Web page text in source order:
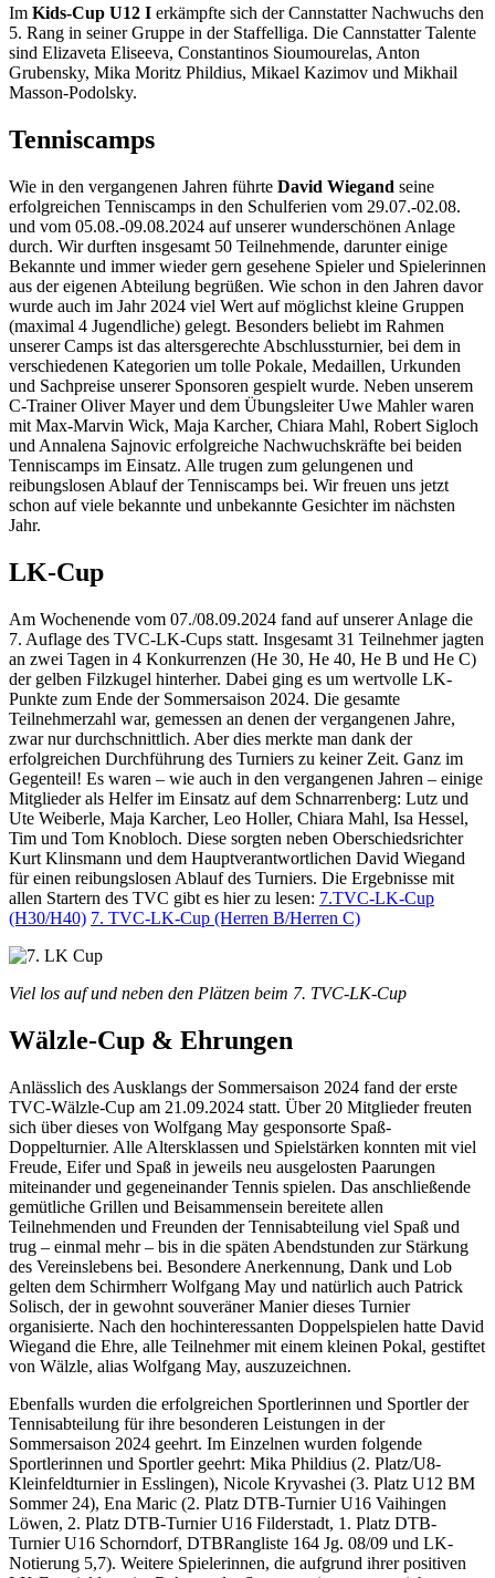
Im Kids-Cup U12 I erkämpfte sich der Cannstatter Nachwuchs den
5. Rang in seiner Gruppe in der Staffelliga. Die Cannstatter Talente
sind Elizaveta Eliseeva, Constantinos Sioumourelas, Anton
Grubensky, Mika Moritz Phildius, Mikael Kazimov und Mikhail
Masson-Podolsky.
Tenniscamps
Wie in den vergangenen Jahren führte David Wiegand seine
erfolgreichen Tenniscamps in den Schulferien vom 29.07.-02.08.
und vom 05.08.-09.08.2024 auf unserer wunderschönen Anlage
durch. Wir durften insgesamt 50 Teilnehmende, darunter einige
Bekannte und immer wieder gern gesehene Spieler und Spielerinnen
aus der eigenen Abteilung begrüßen. Wie schon in den Jahren davor
wurde auch im Jahr 2024 viel Wert auf möglichst kleine Gruppen
(maximal 4 Jugendliche) gelegt. Besonders beliebt im Rahmen
unserer Camps ist das altersgerechte Abschlussturnier, bei dem in
verschiedenen Kategorien um tolle Pokale, Medaillen, Urkunden
und Sachpreise unserer Sponsoren gespielt wurde. Neben unserem
C-Trainer Oliver Mayer und dem Übungsleiter Uwe Mahler waren
mit Max-Marvin Wick, Maja Karcher, Chiara Mahl, Robert Sigloch
und Annalena Sajnovic erfolgreiche Nachwuchskräfte bei beiden
Tenniscamps im Einsatz. Alle trugen zum gelungenen und
reibungslosen Ablauf der Tenniscamps bei. Wir freuen uns jetzt
schon auf viele bekannte und unbekannte Gesichter im nächsten
Jahr.
LK-Cup
Am Wochenende vom 07./08.09.2024 fand auf unserer Anlage die
7. Auflage des TVC-LK-Cups statt. Insgesamt 31 Teilnehmer jagten
an zwei Tagen in 4 Konkurrenzen (He 30, He 40, He B und He C)
der gelben Filzkugel hinterher. Dabei ging es um wertvolle LK-
Punkte zum Ende der Sommersaison 2024. Die gesamte
Teilnehmerzahl war, gemessen an denen der vergangenen Jahre,
zwar nur durchschnittlich. Aber dies merkte man dank der
erfolgreichen Durchführung des Turniers zu keiner Zeit. Ganz im
Gegenteil! Es waren – wie auch in den vergangenen Jahren – einige
Mitglieder als Helfer im Einsatz auf dem Schnarrenberg: Lutz und
Ute Weiberle, Maja Karcher, Leo Holler, Chiara Mahl, Isa Hessel,
Tim und Tom Knobloch. Diese sorgten neben Oberschiedsrichter
Kurt Klinsmann und dem Hauptverantwortlichen David Wiegand
für einen reibungslosen Ablauf des Turniers. Die Ergebnisse mit
allen Startern des TVC gibt es hier zu lesen: 7.TVC-LK-Cup
(H30/H40) 7. TVC-LK-Cup (Herren B/Herren C)
Viel los auf und neben den Plätzen beim 7. TVC-LK-Cup
Wälzle-Cup & Ehrungen
Anlässlich des Ausklangs der Sommersaison 2024 fand der erste
TVC-Wälzle-Cup am 21.09.2024 statt. Über 20 Mitglieder freuten
sich über dieses von Wolfgang May gesponsorte Spaß-
Doppelturnier. Alle Altersklassen und Spielstärken konnten mit viel
Freude, Eifer und Spaß in jeweils neu ausgelosten Paarungen
miteinander und gegeneinander Tennis spielen. Das anschließende
gemütliche Grillen und Beisammensein bereitete allen
Teilnehmenden und Freunden der Tennisabteilung viel Spaß und
trug – einmal mehr – bis in die späten Abendstunden zur Stärkung
des Vereinslebens bei. Besondere Anerkennung, Dank und Lob
gelten dem Schirmherr Wolfgang May und natürlich auch Patrick
Solisch, der in gewohnt souveräner Manier dieses Turnier
organisierte. Nach den hochinteressanten Doppelspielen hatte David
Wiegand die Ehre, alle Teilnehmer mit einem kleinen Pokal, gestiftet
von Wälzle, alias Wolfgang May, auszuzeichnen.
Ebenfalls wurden die erfolgreichen Sportlerinnen und Sportler der
Tennisabteilung für ihre besonderen Leistungen in der
Sommersaison 2024 geehrt. Im Einzelnen wurden folgende
Sportlerinnen und Sportler geehrt: Mika Phildius (2. Platz/U8-
Kleinfeldturnier in Esslingen), Nicole Kryvashei (3. Platz U12 BM
Sommer 24), Ena Maric (2. Platz DTB-Turnier U16 Vaihingen
Löwen, 2. Platz DTB-Turnier U16 Filderstadt, 1. Platz DTB-
Turnier U16 Schorndorf, DTBRangliste 164 Jg. 08/09 und LK-
Notierung 5,7). Weitere Spielerinnen, die aufgrund ihrer positiven